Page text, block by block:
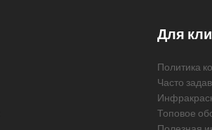
Для
Политика
Часто
Топовое